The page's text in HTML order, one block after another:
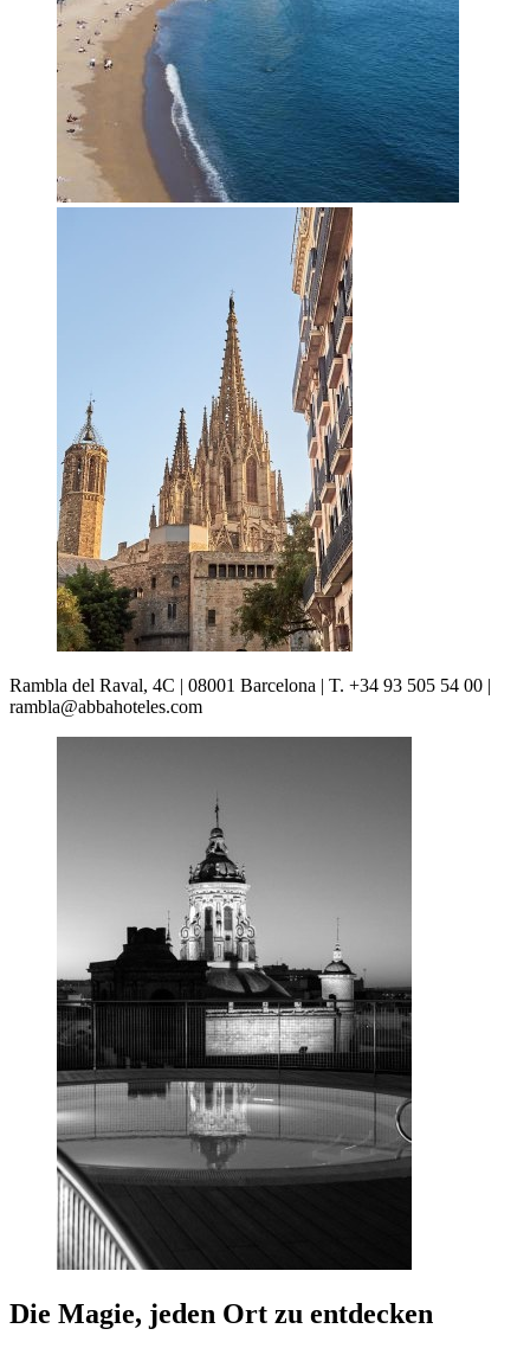
Rambla del Raval, 4C | 08001 Barcelona | T. +34 93 505 54 00 |
rambla@abbahoteles.com
Die Magie, jeden Ort zu entdecken